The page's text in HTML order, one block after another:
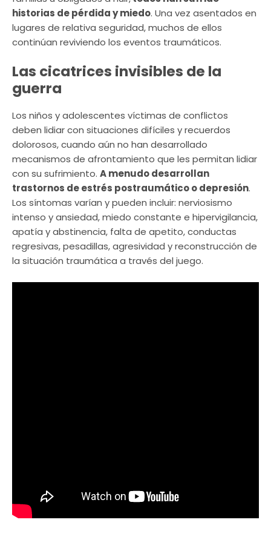
historias de pérdida y miedo. Una vez asentados en
lugares de relativa seguridad, muchos de ellos
continúan reviviendo los eventos traumáticos.
Las cicatrices invisibles de la
guerra
Los niños y adolescentes víctimas de conflictos
deben lidiar con situaciones difíciles y recuerdos
dolorosos, cuando aún no han desarrollado
mecanismos de afrontamiento que les permitan lidiar
con su sufrimiento. A menudo desarrollan
trastornos de estrés postraumático o depresión.
Los síntomas varían y pueden incluir: nerviosismo
intenso y ansiedad, miedo constante e hipervigilancia,
apatía y abstinencia, falta de apetito, conductas
regresivas, pesadillas, agresividad y reconstrucción de
la situación traumática a través del juego.